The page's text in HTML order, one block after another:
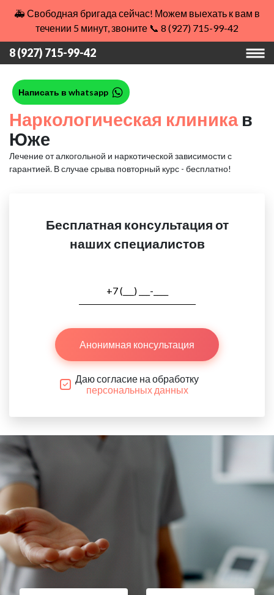
🚑 Свободная бригада сейчас! Можем выехать к вам в
течении 5 минут, звоните 📞 8 (927) 715-99-42
8 (927) 715-99-42
Написать в whatsapp
Наркологическая клиникав
Юже
Лечение от алкогольной и наркотической зависимости с
гарантией. В случае срыва повторный курс - бесплатно!
Бесплатная консультация от
наших специалистов
Анонимная консультация
Даю согласие на обработку
персональных данных